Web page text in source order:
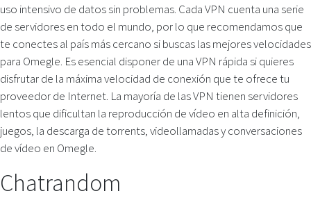
uso intensivo de datos sin problemas. Cada VPN cuenta una serie
de servidores en todo el mundo, por lo que recomendamos que
te conectes al país más cercano si buscas las mejores velocidades
para Omegle. Es esencial disponer de una VPN rápida si quieres
disfrutar de la máxima velocidad de conexión que te ofrece tu
proveedor de Internet. La mayoría de las VPN tienen servidores
lentos que dificultan la reproducción de vídeo en alta definición,
juegos, la descarga de torrents, videollamadas y conversaciones
de vídeo en Omegle.
Chatrandom